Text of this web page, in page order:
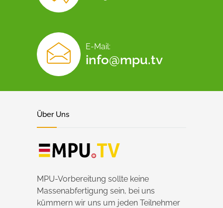
E-Mail:
info@mpu.tv
Über Uns
MPU-Vorbereitung sollte keine
Massenabfertigung sein, bei uns
kümmern wir uns um jeden Teilnehmer